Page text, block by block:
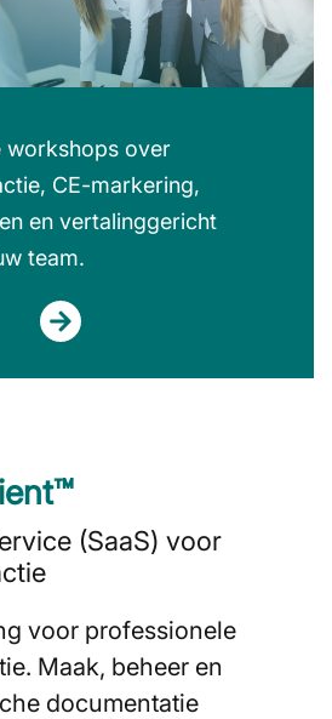
workshops over
CE-markering,
en vertalinggericht
team.
(SaaS) voor
voor professionele
Maak, beheer en
documentatie